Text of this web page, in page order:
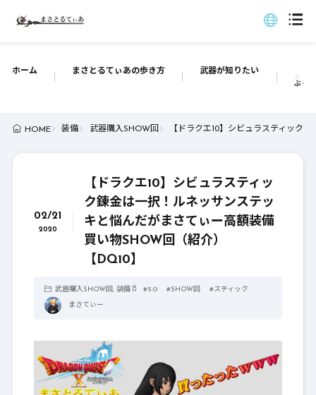
ホーム まさとるてぃあの歩き方 武器が知りたい
ぶっ
HOME 装備 武器購入SHOW回 【ドラクエ10】シビュラスティック
02/21
2020
【ドラクエ10】シビュラスティッ
ク錬金は一択！ルネッサンステッ
キと悩んだがまさてぃー高額装備
買い物SHOW回（紹介）
【DQ10】
武器購入SHOW回, 装備 #5.0 #SHOW回 #スティック
まさてぃー